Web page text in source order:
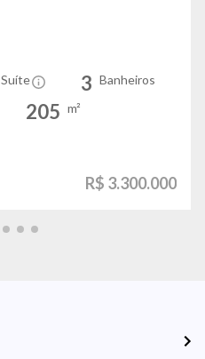
Suíte 3 Banheiros
205 m²
R$ 3.300.000